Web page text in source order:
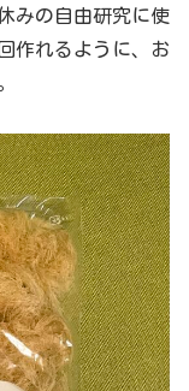
みの自由研究に使
作れるように、お